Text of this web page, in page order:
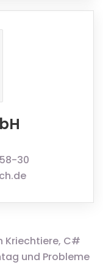
30
Kriechtiere, C#
und Probleme